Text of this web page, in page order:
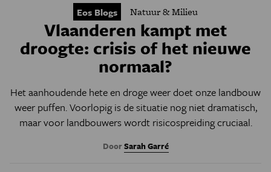
Eos Blogs Natuur & Milieu
Vlaanderen kampt met
droogte: crisis of het nieuwe
normaal?
Het aanhoudende hete en droge weer doet onze landbouw
weer puffen. Voorlopig is de situatie nog niet dramatisch,
maar voor landbouwers wordt risicospreiding cruciaal.
DoorSarah Garré